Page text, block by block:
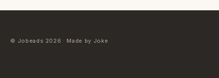
© Jobeads 2026 · Made by Joke